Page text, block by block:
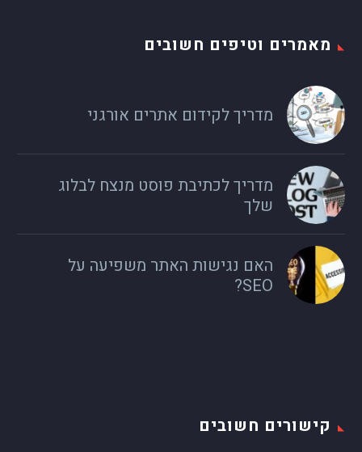
מאמרים וטיפים חשובים
מדריך לקידום אתרים אורגני
מדריך לכתיבת פוסט מנצח לבלוג
שלך
האם נגישות האתר משפיעה על
SEO?
קישורים חשובים